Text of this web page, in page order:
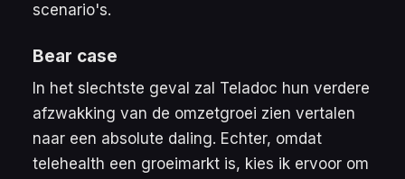
scenario's.
Bear case
In het slechtste geval zal Teladoc hun verdere
afzwakking van de omzetgroei zien vertalen
naar een absolute daling. Echter, omdat
telehealth een groeimarkt is, kies ik ervoor om